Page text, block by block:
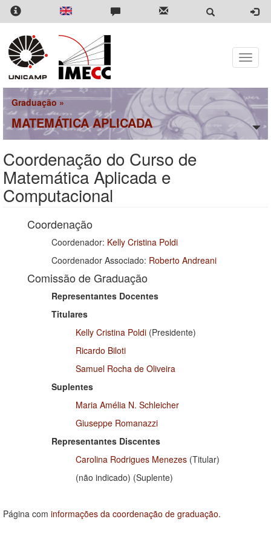
Pular
para
conteúdo
principal
Toggle
Graduação»
MATEMÁTICA APLICADA
Coordenação do Curso de
Matemática Aplicada e
Computacional
Coordenação
Coordenador: Kelly Cristina Poldi
Coordenador Associado: Roberto Andreani
Comissão de Graduação
Representantes Docentes
Titulares
Kelly Cristina Poldi (Presidente)
Ricardo Biloti
Samuel Rocha de Oliveira
Suplentes
Maria Amélia N. Schleicher
Giuseppe Romanazzi
Representantes Discentes
Carolina Rodrigues Menezes (Titular)
(não indicado) (Suplente)
Página com informações da coordenação de graduação.